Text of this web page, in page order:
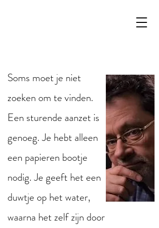
Soms moet je niet
zoeken om te vinden.
Een sturende aanzet is
genoeg. Je hebt alleen
een papieren bootje
nodig. Je geeft het een
duwtje op het water,
waarna het zelf zijn door